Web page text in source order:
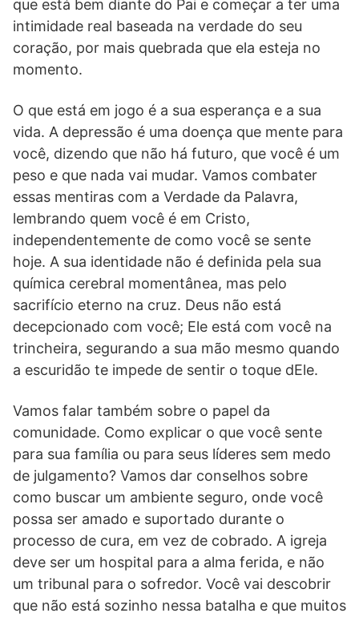
que está bem diante do Pai e começar a ter uma
intimidade real baseada na verdade do seu
coração, por mais quebrada que ela esteja no
momento.
O que está em jogo é a sua esperança e a sua
vida. A depressão é uma doença que mente para
você, dizendo que não há futuro, que você é um
peso e que nada vai mudar. Vamos combater
essas mentiras com a Verdade da Palavra,
lembrando quem você é em Cristo,
independentemente de como você se sente
hoje. A sua identidade não é definida pela sua
química cerebral momentânea, mas pelo
sacrifício eterno na cruz. Deus não está
decepcionado com você; Ele está com você na
trincheira, segurando a sua mão mesmo quando
a escuridão te impede de sentir o toque dEle.
Vamos falar também sobre o papel da
comunidade. Como explicar o que você sente
para sua família ou para seus líderes sem medo
de julgamento? Vamos dar conselhos sobre
como buscar um ambiente seguro, onde você
possa ser amado e suportado durante o
processo de cura, em vez de cobrado. A igreja
deve ser um hospital para a alma ferida, e não
um tribunal para o sofredor. Você vai descobrir
que não está sozinho nessa batalha e que muitos